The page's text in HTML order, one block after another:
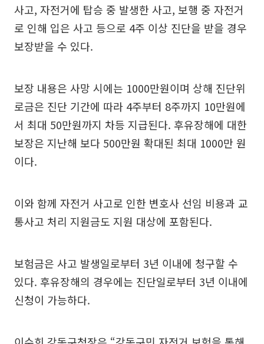
사고, 자전거에 탑승 중 발생한 사고, 보행 중 자전거
로 인해 입은 사고 등으로 4주 이상 진단을 받을 경우
보장받을 수 있다.
보장 내용은 사망 시에는 1000만원이며 상해 진단위
로금은 진단 기간에 따라 4주부터 8주까지 10만원에
서 최대 50만원까지 차등 지급된다. 후유장해에 대한
보장은 지난해 보다 500만원 확대된 최대 1000만 원
이다.
이와 함께 자전거 사고로 인한 변호사 선임 비용과 교
통사고 처리 지원금도 지원 대상에 포함된다.
보험금은 사고 발생일로부터 3년 이내에 청구할 수
있다. 후유장해의 경우에는 진단일로부터 3년 이내에
신청이 가능하다.